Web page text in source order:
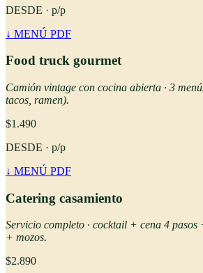
DESDE · p/p
↓ MENÚ PDF
Food truck gourmet
Camión vintage con cocina abierta · 3
tacos, ramen).
$1.490
DESDE · p/p
↓ MENÚ PDF
Catering casamiento
Servicio completo · cocktail + cena 4 pasos
+ mozos.
$2.890